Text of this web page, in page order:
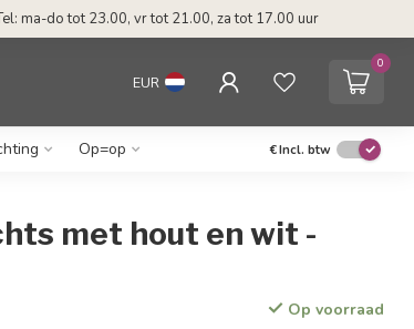
ma-do tot 23.00, vr tot 21.00, za tot 17.00 uur
EUR
0
Op=op €Incl. btw
met hout en wit -
Op voorraad